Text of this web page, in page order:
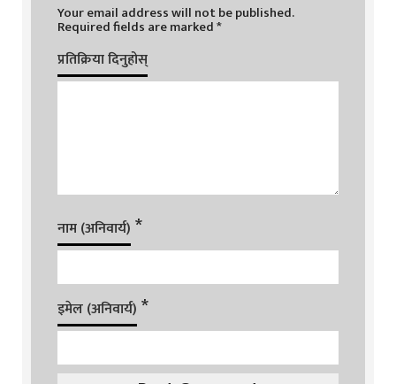
Your email address will not be published.
Required fields are marked*
प्रतिक्रिया दिनुहोस्
नाम (अनिवार्य) *
इमेल (अनिवार्य) *